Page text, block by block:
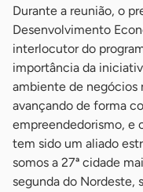
Durante a reunião, o
Desenvolvimento
interlocutor do
importância da
ambiente de negócios
avançando de forma
empreendedorismo, e
tem sido um aliado
somos a 27ª cidade
segunda do Nordeste,